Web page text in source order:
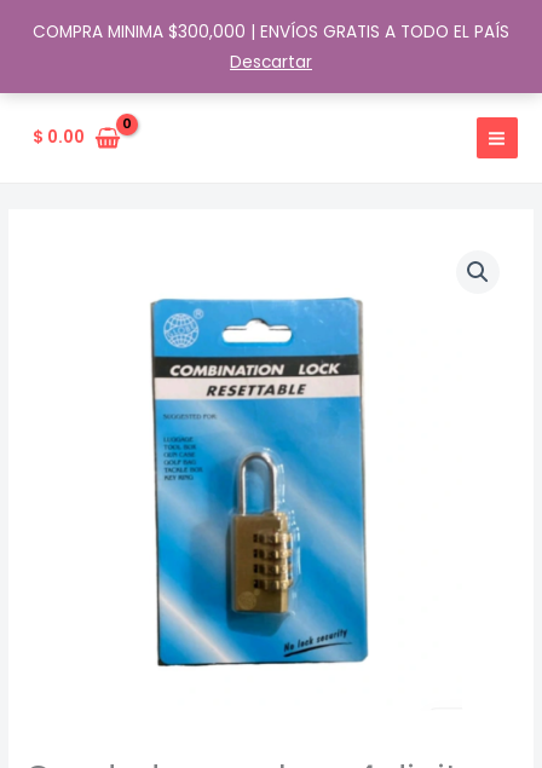
COMPRA MINIMA $300,000 | ENVÍOS GRATIS A TODO EL PAÍS
Descartar
$ 0.00